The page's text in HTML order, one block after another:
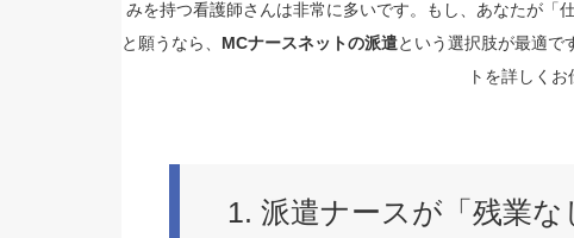
みを持つ看護師さんは非常に多いです。もし、あなたが「
と願うなら、 MCナースネットの派遣という選択肢が最適で
トを詳しくお
1. 派遣ナースが「残業